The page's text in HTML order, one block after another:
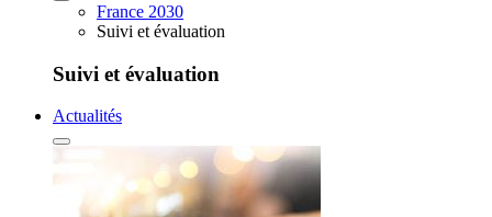
France 2030
Suivi et évaluation
Suivi et évaluation
Actualités